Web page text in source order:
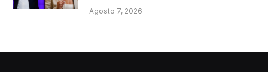
Agosto 7, 2026